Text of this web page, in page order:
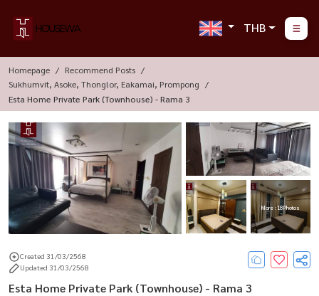
THB
Homepage
Recommend Posts
Sukhumvit, Asoke, Thonglor, Eakamai, Prompong
Esta Home Private Park (Townhouse) - Rama 3
More : 18 Photos
Created 31/03/2568
Updated 31/03/2568
Esta Home Private Park (Townhouse) - Rama 3